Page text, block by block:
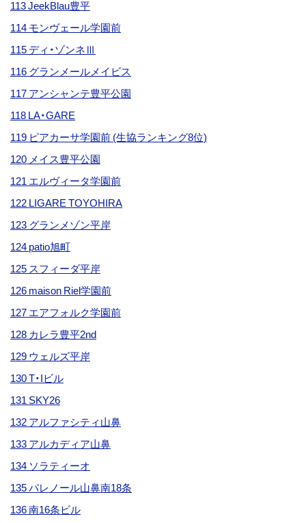
113 JeekBlau豊平
114 モンヴェール学園前
115 ディ・ゾンネⅢ
116 グランメールメイビス
117 アンシャンテ豊平公園
118 LA・GARE
119 ピアカーサ学園前 (生協ランキング8位)
120 メイス豊平公園
121 エルヴィータ学園前
122 LIGARE TOYOHIRA
123 グランメゾン平岸
124 patio旭町
125 スフィーダ平岸
126 maison Riel学園前
127 エアフォルク学園前
128 カレラ豊平2nd
129 ウェルズ平岸
130 T・Iビル
131 SKY26
132 アルファシティ山鼻
133 アルカディア山鼻
134 ソラティーオ
135 パレノール山鼻南18条
136 南16条ビル